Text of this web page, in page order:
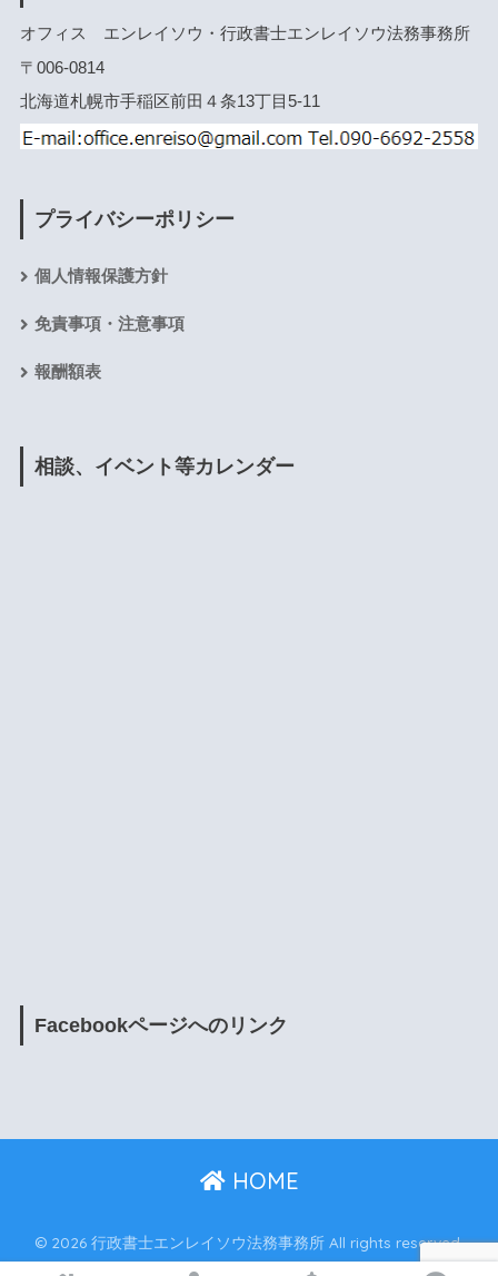
オフィス エンレイソウ・行政書士エンレイソウ法務事務所
〒006-0814
北海道札幌市手稲区前田４条13丁目5-11
プライバシーポリシー
個人情報保護方針
免責事項・注意事項
報酬額表
相談、イベント等カレンダー
Facebookページへのリンク
HOME
© 2026 行政書士エンレイソウ法務事務所 All rights reserved.